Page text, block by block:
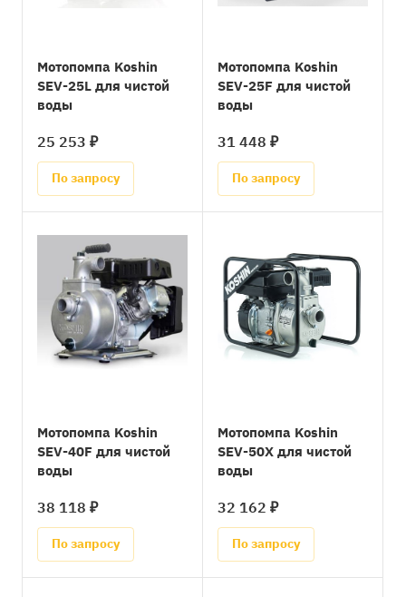
Мотопомпа Koshin
SEV-25L для чистой
воды
25 253 ₽
По запросу
Мотопомпа Koshin
SEV-25F для чистой
воды
31 448 ₽
По запросу
Мотопомпа Koshin
SEV-40F для чистой
воды
38 118 ₽
По запросу
Мотопомпа Koshin
SEV-50X для чистой
воды
32 162 ₽
По запросу